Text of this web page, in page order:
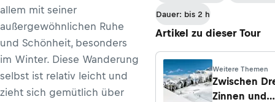
allem mit seiner
außergewöhnlichen Ruhe
und Schönheit, besonders
im Winter. Diese Wanderung
selbst ist relativ leicht und
zieht sich gemütlich über
Dauer: bis 2 h
Artikel zu dieser Tour
Weitere Themen
Zwischen
Zinnen und